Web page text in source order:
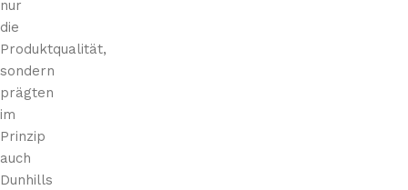
nur
die
Produktqualität,
sondern
prägten
im
Prinzip
auch
Dunhills